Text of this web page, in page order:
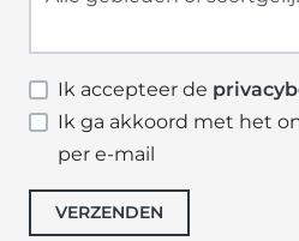
Ik accepteer de
Ik ga akkoord met het
per e-mail
VERZENDEN